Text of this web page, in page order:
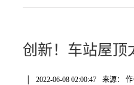
创新！车站屋顶
2022-06-08 02:00:47 来源： 作